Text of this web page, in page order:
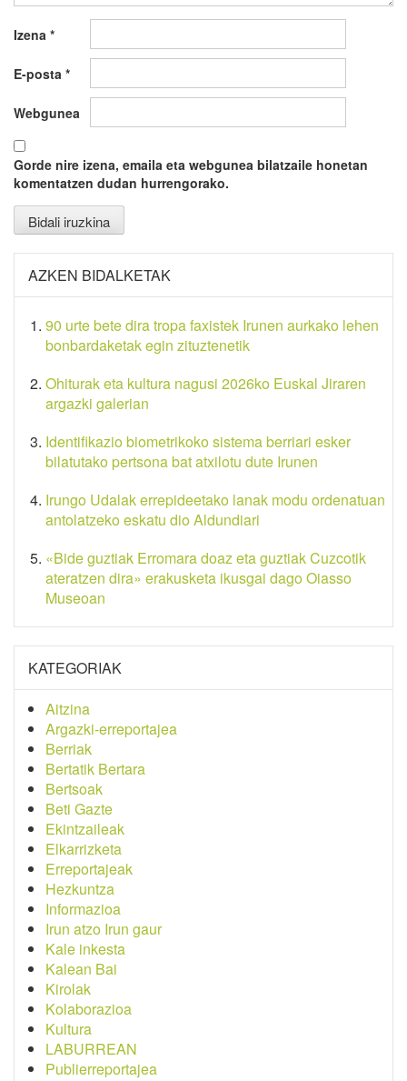
Izena *
E-posta *
Webgunea
Gorde nire izena, emaila eta webgunea bilatzaile honetan
komentatzen dudan hurrengorako.
AZKEN BIDALKETAK
90 urte bete dira tropa faxistek Irunen aurkako lehen
bonbardaketak egin zituztenetik
Ohiturak eta kultura nagusi 2026ko Euskal Jiraren
argazki galerian
Identifikazio biometrikoko sistema berriari esker
bilatutako pertsona bat atxilotu dute Irunen
Irungo Udalak errepideetako lanak modu ordenatuan
antolatzeko eskatu dio Aldundiari
«Bide guztiak Erromara doaz eta guztiak Cuzcotik
ateratzen dira» erakusketa ikusgai dago Oiasso
Museoan
KATEGORIAK
Aitzina
Argazki-erreportajea
Berriak
Bertatik Bertara
Bertsoak
Beti Gazte
Ekintzaileak
Elkarrizketa
Erreportajeak
Hezkuntza
Informazioa
Irun atzo Irun gaur
Kale inkesta
Kalean Bai
Kirolak
Kolaborazioa
Kultura
LABURREAN
Publierreportajea